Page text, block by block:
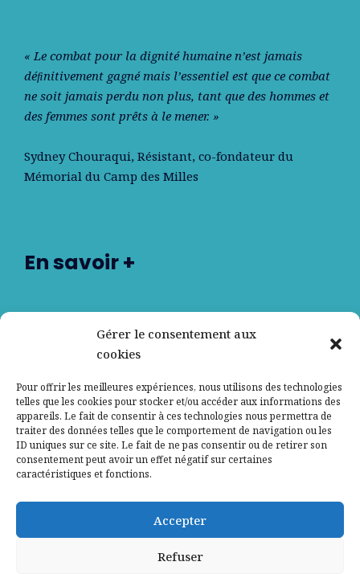
Gérer le consentement aux
cookies
Pour offrir les meilleures expériences, nous utilisons des technologies
telles que les cookies pour stocker et/ou accéder aux informations des
appareils. Le fait de consentir à ces technologies nous permettra de
traiter des données telles que le comportement de navigation ou les
ID uniques sur ce site. Le fait de ne pas consentir ou de retirer son
consentement peut avoir un effet négatif sur certaines
caractéristiques et fonctions.
Accepter
Refuser
« Le combat pour la dignité humaine n’est jamais
déﬁnitivement gagné mais l’essentiel est que ce combat
ne soit jamais perdu non plus, tant que des hommes et
des femmes sont prêts à le mener. »
Sydney Chouraqui, Résistant, co-fondateur du
Mémorial du Camp des Milles
En savoir +
Nos partenaires
Contactez-nous
Mentions légales